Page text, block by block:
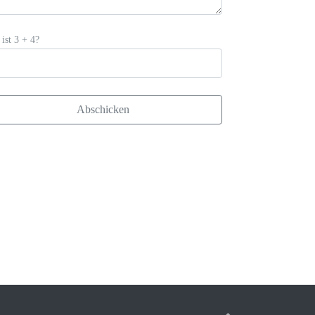
ist 3 + 4?